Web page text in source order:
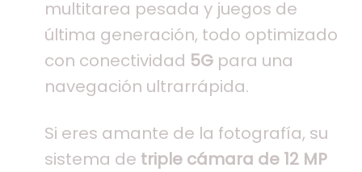
multitarea pesada y juegos de
última generación, todo optimizado
con conectividad 5G para una
navegación ultrarrápida.
Si eres amante de la fotografía, su
sistema de triple cámara de 12 MP